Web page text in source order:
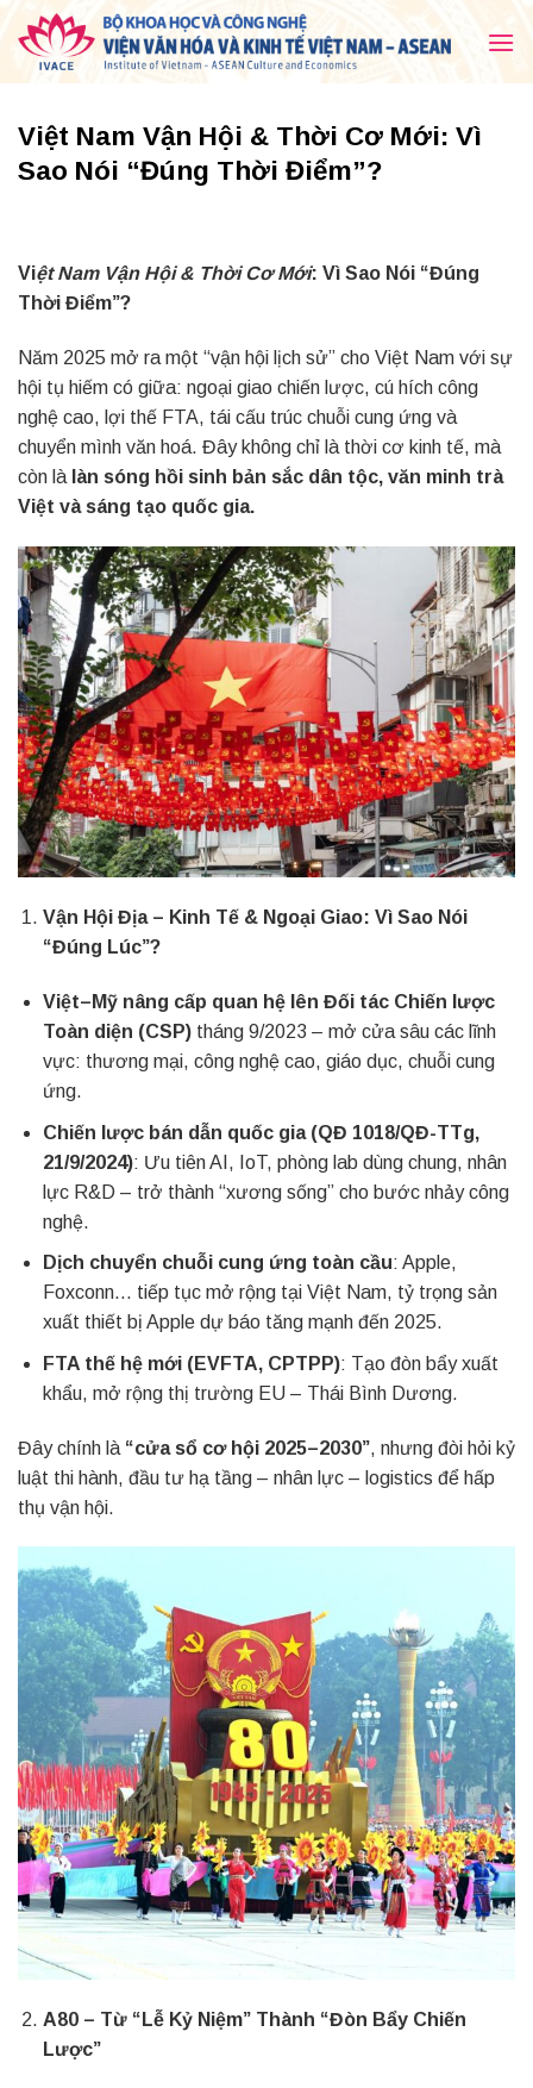
content
Việt Nam Vận Hội & Thời Cơ Mới: Vì
Sao Nói “Đúng Thời Điểm”?
Việt Nam Vận Hội & Thời Cơ Mới: Vì Sao Nói “Đúng
Thời Điểm”?
Năm 2025 mở ra một “vận hội lịch sử” cho Việt Nam với sự
hội tụ hiếm có giữa: ngoại giao chiến lược, cú hích công
nghệ cao, lợi thế FTA, tái cấu trúc chuỗi cung ứng và
chuyển mình văn hoá. Đây không chỉ là thời cơ kinh tế, mà
còn là làn sóng hồi sinh bản sắc dân tộc, văn minh trà
Việt và sáng tạo quốc gia.
Vận Hội Địa – Kinh Tế & Ngoại Giao: Vì Sao Nói
“Đúng Lúc”?
Việt–Mỹ nâng cấp quan hệ lên Đối tác Chiến lược
Toàn diện (CSP)tháng 9/2023 – mở cửa sâu các lĩnh
vực: thương mại, công nghệ cao, giáo dục, chuỗi cung
ứng.
Chiến lược bán dẫn quốc gia (QĐ 1018/QĐ-TTg,
21/9/2024): Ưu tiên AI, IoT, phòng lab dùng chung, nhân
lực R&D – trở thành “xương sống” cho bước nhảy công
nghệ.
Dịch chuyển chuỗi cung ứng toàn cầu: Apple,
Foxconn… tiếp tục mở rộng tại Việt Nam, tỷ trọng sản
xuất thiết bị Apple dự báo tăng mạnh đến 2025.
FTA thế hệ mới (EVFTA, CPTPP): Tạo đòn bẩy xuất
khẩu, mở rộng thị trường EU – Thái Bình Dương.
Đây chính là “cửa sổ cơ hội 2025–2030”, nhưng đòi hỏi kỷ
luật thi hành, đầu tư hạ tầng – nhân lực – logistics để hấp
thụ vận hội.
A80 – Từ “Lễ Kỷ Niệm” Thành “Đòn Bẩy Chiến
Lược”